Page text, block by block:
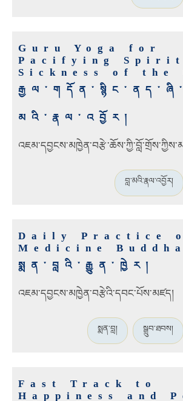
Guru Yoga for
Pacifying
Sickness of the
མའི་རྣལ་འབྱོར།
བླ་མའི་རྣལ་འབྱོར།
Daily Practice
Medicine Buddha
སྨན་བླའི་རྒྱུན་ཁྱེར།
འཇམ་དབྱངས་མཁྱེན་བརྩེའི་དབང་པོས་མཛད།
སྨན་བླ། སྒྲུབ་ཐབས།
Fast Track to
Happiness and